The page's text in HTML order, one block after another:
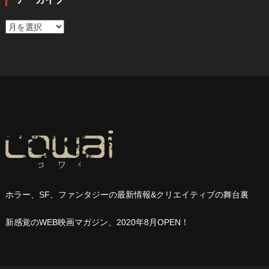
ア
ホラー、SF 、ファンタジーの最新情報&クリエイティブの舞台裏
新感覚のWEB映画マガジン、 2020年8 月OPEN ！